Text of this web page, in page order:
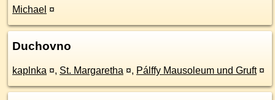
Michael ¤
Duchovno
kaplnka ¤, St. Margaretha ¤, Pálffy Mausoleum und Gruft ¤